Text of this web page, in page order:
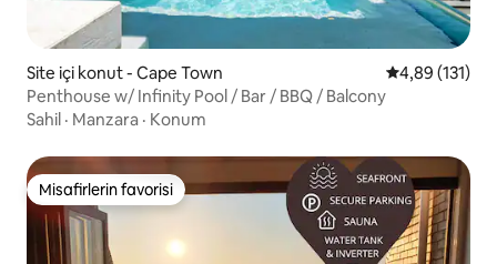
Site içi konut - Cape Town 5 üzerinden
4,89 (131)
Penthouse w/ Infinity Pool / Bar / BBQ / Balcony
Sahil · Manzara · Konum
Misafirlerin favorisi
Misafirlerin favorisi